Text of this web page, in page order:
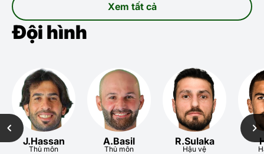
Xem tất cả
Đội hình
J.Hassan
Thủ môn
A.Basil
Thủ môn
R.Sulaka
Hậu vệ